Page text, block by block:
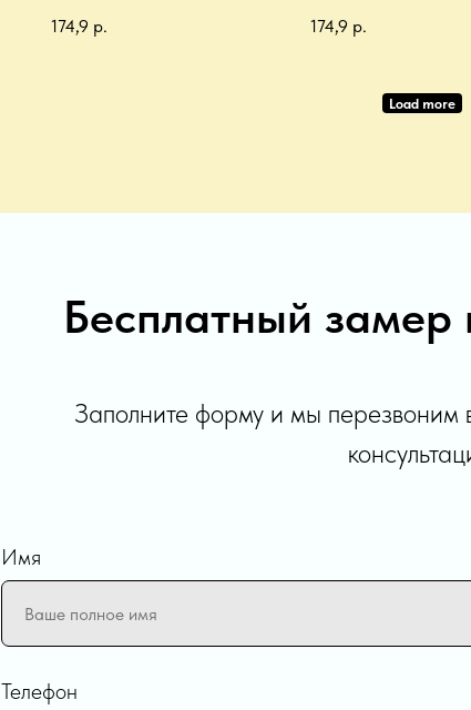
174,9 р.
174,9 р.
Load more
Бесплатный замер
Заполните форму и мы
Имя
Телефон